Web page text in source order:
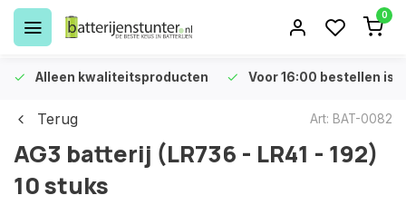
0
Alleen kwaliteitsproducten Voor 16:00 bestellen is
Terug Art: BAT-0082
AG3 batterij (LR736 - LR41 - 192)
10 stuks